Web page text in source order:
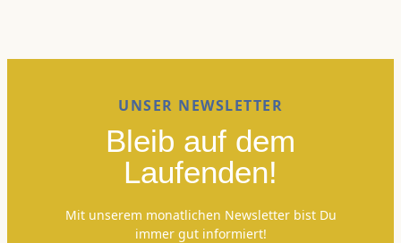
UNSER NEWSLETTER
Bleib auf dem
Laufenden!
Mit unserem monatlichen Newsletter bist Du
immer gut informiert!